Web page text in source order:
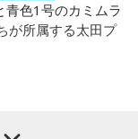
るんですよ、それ
や戦略はある程
青色1号のカミムラ
が所属する太田プ